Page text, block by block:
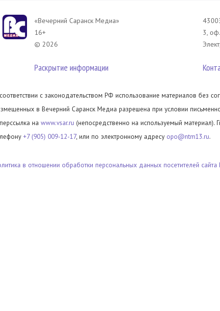
«Вечерний Саранск Mедиа»
16+
© 2026
Раскрытие информации
3,
с законодательством РФ использование материалов без
в Вечерний Саранск Медиа разрешена при условии
на www.vsar.ru (непосредственно на используемый материал).
+7 (905) 009-12-17, или по электронному адресу opo@ntm13.ru.
в отношении обработки персональных данных посетителей